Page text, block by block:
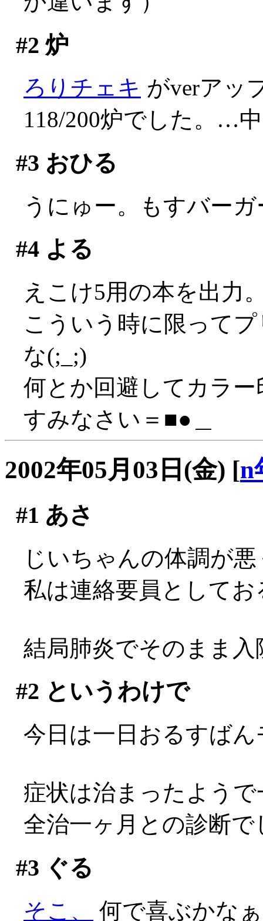
#2 炉
ろりチェキ がverアッ
118/200炉でした。…
#3 おひる
うにゅー。もすバーガ
#4よる
えこけ5用の本を出力
こういう時に限って
な(;_;)
何とか回避してカラ
すみなさい＝■●＿
2002年05月03日(金) [n
#1 あさ
じいちゃんの体調が
私は連絡要員として
結局肺炎でそのまま入
#2 というわけで
今日は一日おるすばん
症状は治まったようで
全治一ヶ月との診断で
#3 ぐる
そこ、
何で喜ぶかな